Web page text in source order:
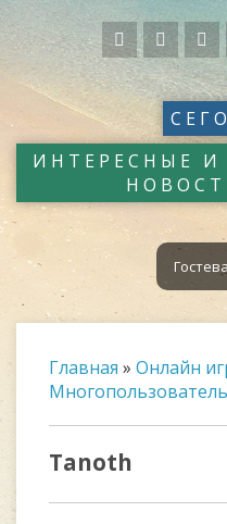
ИНТЕРЕСНЫЕ И
Главная » Онлайн
Tanoth